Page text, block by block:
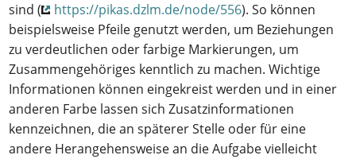
sind (
https://pikas.dzlm.de/node/556). So können
beispielsweise Pfeile genutzt werden, um Beziehungen
zu verdeutlichen oder farbige Markierungen, um
Zusammengehöriges kenntlich zu machen. Wichtige
Informationen können eingekreist werden und in einer
anderen Farbe lassen sich Zusatzinformationen
kennzeichnen, die an späterer Stelle oder für eine
andere Herangehensweise an die Aufgabe vielleicht